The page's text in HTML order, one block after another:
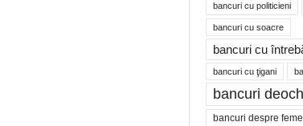
bancuri cu politicieni
bancuri cu soacre
bancuri cu
bancuri cu ţigani
bancuri
bancuri despre